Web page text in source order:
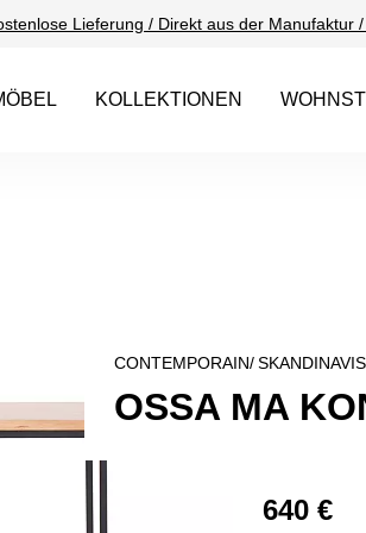
Lieferung / Direkt aus der Manufaktur
KOLLEKTIONEN
CONTEMPORAIN/
OSSA MA
640 €